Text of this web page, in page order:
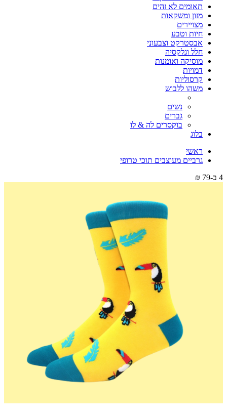
תאומים לא זהים
מזון ומשקאות
מצויירים
חיות וטבע
אבסטרקט וצבעוני
חלל וגלקסיה
מוסיקה ואומנות
דמויות
קרסוליות
משהו ללבוש
נשים
גברים
בוקסרים לה & לו
בלוג
ראשי
גרביים מעוצבים תוכי טרופי
4 ב-79 ₪